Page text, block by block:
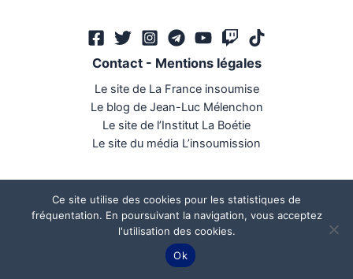
Contact- Mentions légales
Le site de La France insoumise
Le blog de Jean-Luc Mélenchon
Le site de l’Institut La Boétie
Le site du média L’insoumission
Mégaphone communication
Ce site utilise des cookies pour les statistiques de
fréquentation. En poursuivant la navigation, vous acceptez
l'utilisation des cookies.
Ok